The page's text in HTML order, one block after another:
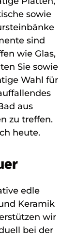
sowie
sind
wie Glas,
Sie sowie
Wahl für
aus
zu treffen.
heute.
edle
Keramik
wir
bei der